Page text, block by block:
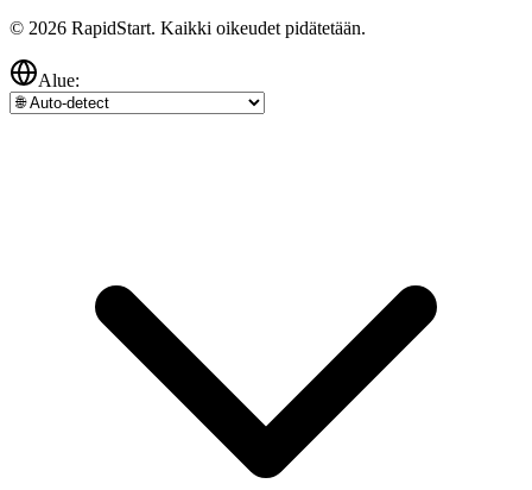
© 2026 RapidStart. Kaikki oikeudet pidätetään.
Alue: